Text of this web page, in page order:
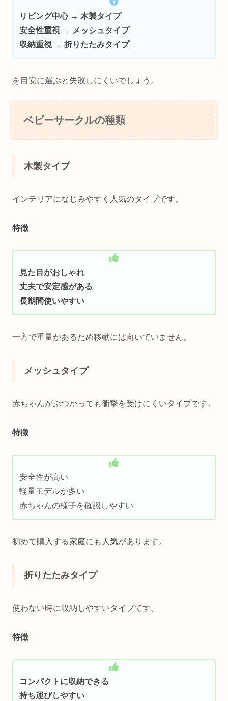
リビング中心 → 木製タイプ
安全性重視 → メッシュタイプ
収納重視 → 折りたたみタイプ
を目安に選ぶと失敗しにくいでしょう。
ベビーサークルの種類
木製タイプ
インテリアになじみやすく人気のタイプです。
特徴
見た目がおしゃれ
丈夫で安定感がある
長期間使いやすい
一方で重量があるため移動には向いていません。
メッシュタイプ
赤ちゃんがぶつかっても衝撃を受けにくいタイプです。
特徴
安全性が高い
軽量モデルが多い
赤ちゃんの様子を確認しやすい
初めて購入する家庭にも人気があります。
折りたたみタイプ
使わない時に収納しやすいタイプです。
特徴
コンパクトに収納できる
持ち運びしやすい